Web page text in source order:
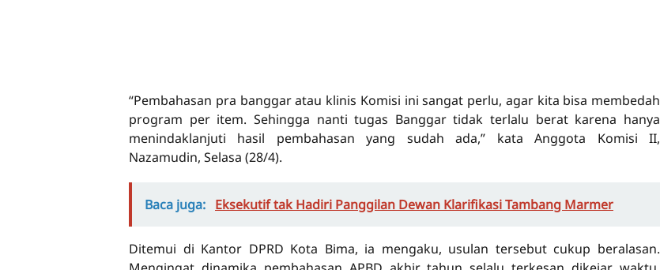
“Pembahasan pra banggar atau klinis Komisi ini sangat perlu, agar kita bisa membedah
program per item. Sehingga nanti tugas Banggar tidak terlalu berat karena hanya
menindaklanjuti hasil pembahasan yang sudah ada,” kata Anggota Komisi II,
Nazamudin, Selasa (28/4).
Baca juga: Eksekutif tak Hadiri Panggilan Dewan Klarifikasi Tambang Marmer
Ditemui di Kantor DPRD Kota Bima, ia mengaku, usulan tersebut cukup beralasan.